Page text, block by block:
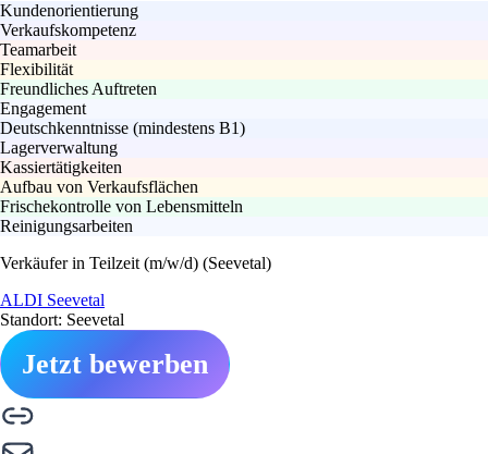
Kundenorientierung
Verkaufskompetenz
Teamarbeit
Flexibilität
Freundliches Auftreten
Engagement
Deutschkenntnisse (mindestens B1)
Lagerverwaltung
Kassiertätigkeiten
Aufbau von Verkaufsflächen
Frischekontrolle von Lebensmitteln
Reinigungsarbeiten
Verkäufer in Teilzeit (m/w/d) (Seevetal)
ALDI Seevetal
Standort: Seevetal
Jetzt bewerben